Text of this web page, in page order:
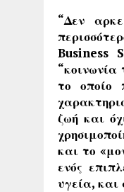
“Δεν
Business
το οποίο
ζωή και
και το
ενός
υγεία, και